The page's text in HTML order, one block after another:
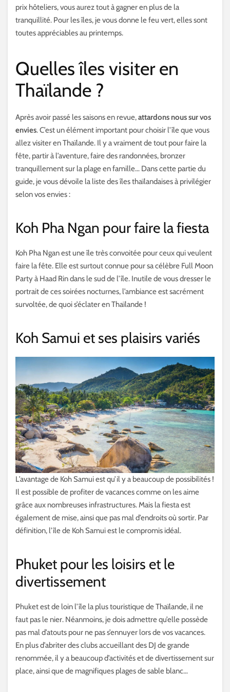
prix hôteliers, vous aurez tout à gagner en plus de la
tranquillité. Pour les îles, je vous donne le feu vert, elles sont
toutes appréciables au printemps.
Quelles îles visiter en
Thaïlande ?
Après avoir passé les saisons en revue,attardons nous sur vos
envies. C’est un élément important pour choisir l’île que vous
allez visiter en Thaïlande. Il y a vraiment de tout pour faire la
fête, partir à l’aventure, faire des randonnées, bronzer
tranquillement sur la plage en famille… Dans cette partie du
guide, je vous dévoile la liste des îles thaïlandaises à privilégier
selon vos envies :
Koh Pha Ngan pour faire la fiesta
Koh Pha Ngan est une île très convoitée pour ceux qui veulent
faire la fête. Elle est surtout connue pour sa célèbre Full Moon
Party à Haad Rin dans le sud de l’île. Inutile de vous dresser le
portrait de ces soirées nocturnes, l’ambiance est sacrément
survoltée, de quoi s’éclater en Thaïlande !
Koh Samui et ses plaisirs variés
L’avantage de Koh Samui est qu’il y a beaucoup de possibilités !
Il est possible de profiter de vacances comme on les aime
grâce aux nombreuses infrastructures. Mais la fiesta est
également de mise, ainsi que pas mal d’endroits où sortir. Par
définition, l’île de Koh Samui est le compromis idéal.
Phuket pour les loisirs et le
divertissement
Phuket est de loin l’île la plus touristique de Thaïlande, il ne
faut pas le nier. Néanmoins, je dois admettre qu’elle possède
pas mal d’atouts pour ne pas s’ennuyer lors de vos vacances.
En plus d’abriter des clubs accueillant des DJ de grande
renommée, il y a beaucoup d’activités et de divertissement sur
place, ainsi que de magnifiques plages de sable blanc…